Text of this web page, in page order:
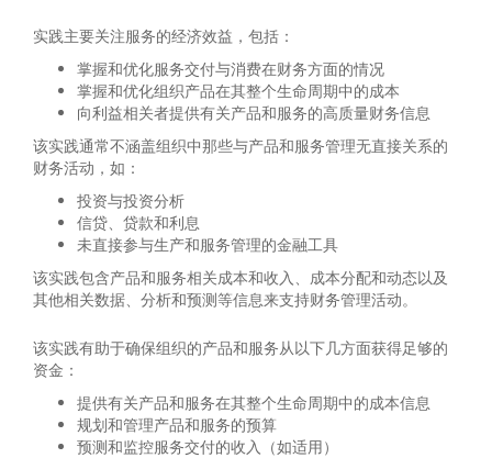
实践主要关注服务的经济效益，包括：
掌握和优化服务交付与消费在财务方面的情况
掌握和优化组织产品在其整个生命周期中的成本
向利益相关者提供有关产品和服务的高质量财务信息
该实践通常不涵盖组织中那些与产品和服务管理无直接关系的
财务活动，如：
投资与投资分析
信贷、贷款和利息
未直接参与生产和服务管理的金融工具
该实践包含产品和服务相关成本和收入、成本分配和动态以及
其他相关数据、分析和预测等信息来支持财务管理活动。
该实践有助于确保组织的产品和服务从以下几方面获得足够的
资金：
提供有关产品和服务在其整个生命周期中的成本信息
规划和管理产品和服务的预算
预测和监控服务交付的收入（如适用）